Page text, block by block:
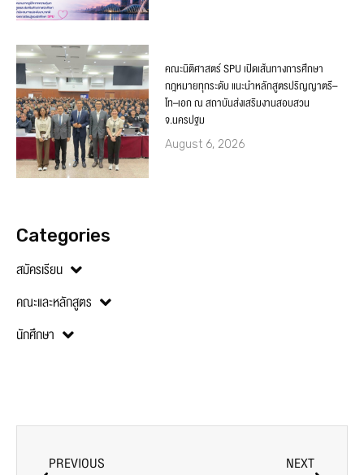
คณะนิติศาสตร์ SPU เปิดเส้นทางการศึกษา
กฎหมายทุกระดับ แนะนำหลักสูตรปริญญาตรี–
โท–เอก ณ สถาบันส่งเสริมงานสอบสวน
จ.นครปฐม
August 6, 2026
Categories
สมัครเรียน
คณะและหลักสูตร
นักศึกษา
PREVIOUS
NEXT